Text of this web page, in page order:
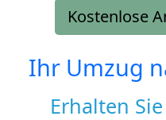
Kostenlose
Ihr Umzug
Erhalten